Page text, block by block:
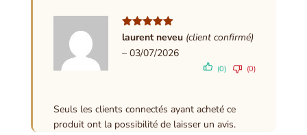
Note5sur
laurent neveu (client confirmé)
– 03/07/2026
(0) (0)
Seuls les clients connectés ayant acheté ce
produit ont la possibilité de laisser un avis.